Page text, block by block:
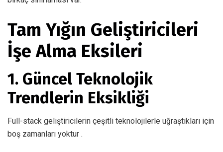
Tam Yığın Geliştiricileri
İşe Alma Eksileri
1. Güncel Teknolojik
Trendlerin Eksikliği
Full-stack geliştiricilerin çeşitli teknolojilerle uğraştıkları için
boş zamanları yoktur .